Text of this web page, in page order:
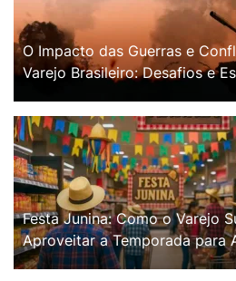
O Impacto das Guerras e
Varejo Brasileiro: Desafios e
Festa Junina: Como o Varejo
Aproveitar a Temporada para